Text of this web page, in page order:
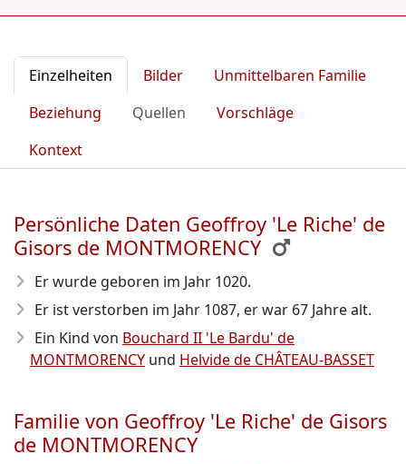
Einzelheiten Bilder
Unmittelbaren Familie
Beziehung
Quellen
Vorschläge
Kontext
Persönliche Daten Geoffroy 'Le Riche' de
Gisors de MONTMORENCY
Er wurde geboren im Jahr 1020.
Er ist verstorben im Jahr 1087, er war 67 Jahre alt.
Ein Kind von Bouchard II 'Le Bardu' de
MONTMORENCY und Helvide de CHÂTEAU-BASSET
Familie von Geoffroy 'Le Riche' de Gisors
de MONTMORENCY